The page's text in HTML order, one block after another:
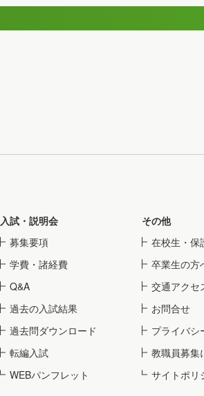
入試・説明会
募集要項
学費・諸経費
Q&A
過去の入試結果
過去問ダウンロード
転編入試
WEBパンフレット
その他
在校生・保
卒業生の方
交通アクセ
お問合せ
プライバシ
教職員募集
サイトポリ